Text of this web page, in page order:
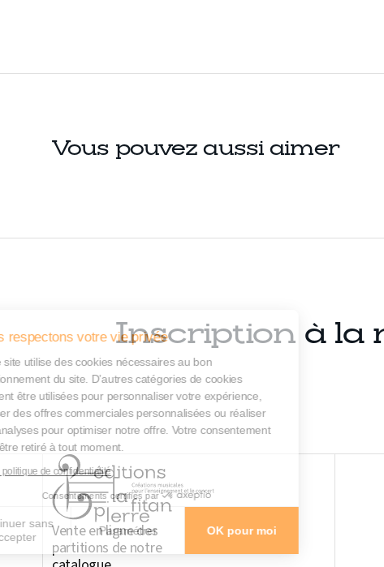
Nous respectons votre vie privée
Notre site utilise des cookies nécessaires au bon
fonctionnement du site. D’autres catégories de cookies
peuvent être utilisées pour personnaliser votre expérience,
diffuser des offres commerciales personnalisées ou réaliser
des analyses pour optimiser notre offre. Votre consentement
peut être retiré à tout moment.
Lire la politique de confidentialité
Consentements certifiés par
Continuer sans
accepter
Paramétrer OK pour moi
Axeptio consent
Vous pouvez aussi aimer
Inscription à la
Vente en ligne des
partitions de notre